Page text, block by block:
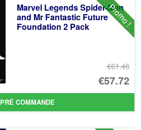
Promo !
Marvel Legends Spider-Man
and Mr Fantastic Future
Foundation 2 Pack
€61.46
Le
€57.72
Le
PRÉ COMMANDE